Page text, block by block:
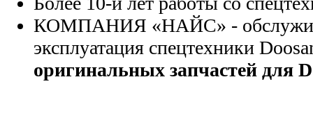
КОМПАНИЯ «НАЙС» -
эксплуатация спецтехники
оригинальных запчастей для